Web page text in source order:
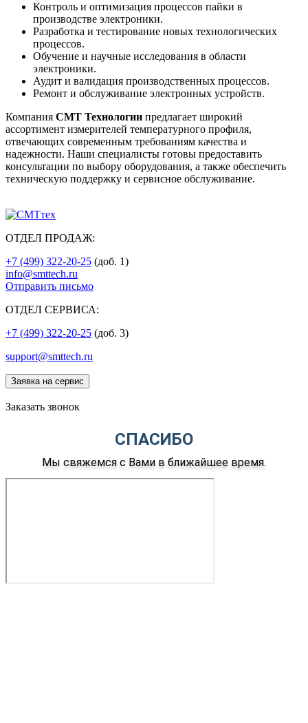
Контроль и оптимизация процессов пайки в
производстве электроники.
Разработка и тестирование новых технологических
процессов.
Обучение и научные исследования в области
электроники.
Аудит и валидация производственных процессов.
Ремонт и обслуживание электронных устройств.
Компания СМТ Технологии предлагает широкий
ассортимент измерителей температурного профиля,
отвечающих современным требованиям качества и
надежности. Наши специалисты готовы предоставить
консультации по выбору оборудования, а также обеспечить
техническую поддержку и сервисное обслуживание.
ОТДЕЛ ПРОДАЖ:
+7 (499) 322-20-25 (доб. 1)
info@smttech.ru
Отправить письмо
ОТДЕЛ СЕРВИСА:
+7 (499) 322-20-25 (доб. 3)
support@smttech.ru
Заявка на сервис
Заказать звонок
СПАСИБО
Мы свяжемся с Вами в ближайшее время.